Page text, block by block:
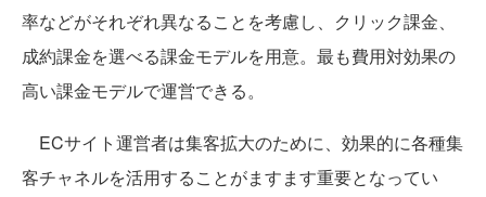
率などがそれぞれ異なることを考慮し、クリック課金、
成約課金を選べる課金モデルを用意。最も費用対効果の
高い課金モデルで運営できる。
ECサイト運営者は集客拡大のために、効果的に各種集
客チャネルを活用することがますます重要となってい